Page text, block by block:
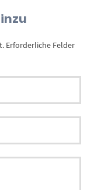
Erforderliche Felder